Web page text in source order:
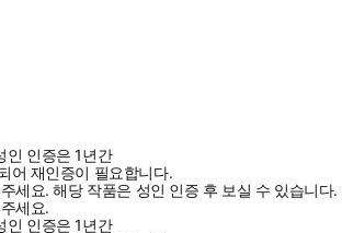
인 인증은 1년간
어 재인증이 필요합니다.
주세요.해당 작품은 성인 인증 후 보실 수 있습니다.
세요.
인 인증은 1년간